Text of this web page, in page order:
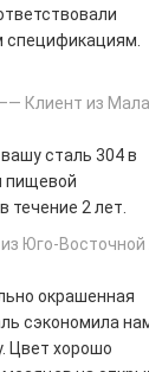
спецификациям.
Клиент из
сталь 304 в
пищевой
течение 2 лет.
Юго-Восточной
окрашенная
сэкономила
Цвет хорошо